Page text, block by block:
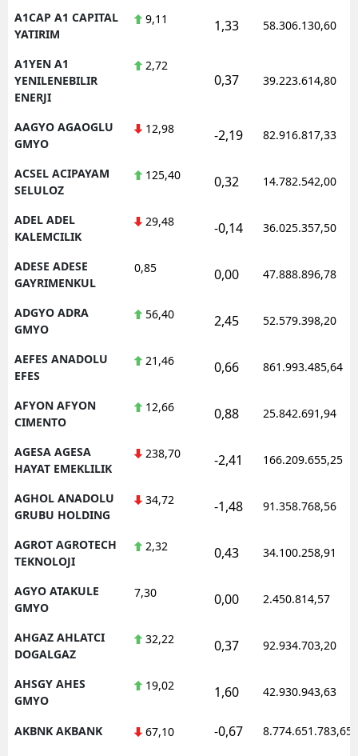
A1CAP A1 CAPITAL
YATIRIM
9,11 1,33 58.306.130,60
A1YEN A1
YENILENEBILIR
ENERJI
2,72
0,37 39.223.614,80
AAGYO AGAOGLU
GMYO
12,98 -2,19 82.916.817,33
ACSEL ACIPAYAM
SELULOZ
125,40 0,32 14.782.542,00
ADEL ADEL
KALEMCILIK
29,48 -0,14 36.025.357,50
ADESE ADESE
GAYRIMENKUL
0,85 0,00 47.888.896,78
ADGYO ADRA
GMYO
56,40 2,45 52.579.398,20
AEFES ANADOLU
EFES
21,46 0,66 861.993.485,64
AFYON AFYON
CIMENTO
12,66 0,88 25.842.691,94
AGESA AGESA
HAYAT EMEKLILIK
238,70 -2,41 166.209.655,25
AGHOL ANADOLU
GRUBU HOLDING
34,72 -1,48 91.358.768,56
AGROT AGROTECH
TEKNOLOJI
2,32 0,43 34.100.258,91
AGYO ATAKULE
GMYO
7,30 0,00 2.450.814,57
AHGAZ AHLATCI
DOGALGAZ
32,22 0,37 92.934.703,20
AHSGY AHES
GMYO
19,02 1,60 42.930.943,63
AKBNK AKBANK 67,10 -0,67 8.774.651.783,65